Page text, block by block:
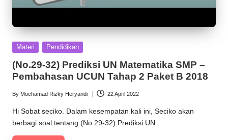
Posted
Materi Pendidikan
(No.29-32) Prediksi UN Matematika SMP –
Pembahasan UCUN Tahap 2 Paket B 2018
Posted
by
By Mochamad Rizky Heryandi 22 April 2022
Hi Sobat seciko. Dalam kesempatan kali ini, Seciko akan
berbagi soal tentang (No.29-32) Prediksi UN…